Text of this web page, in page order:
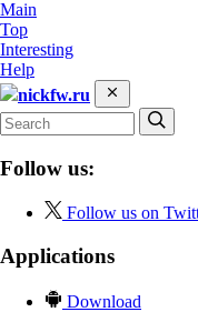
Main
Top
Interesting
Help
nickfw.ru
Follow us:
Follow us on
Applications
Download